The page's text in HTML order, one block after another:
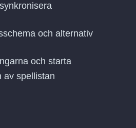
och alternativ
och starta
av spellistan